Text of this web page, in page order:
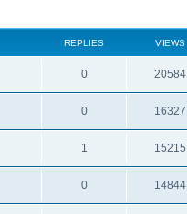
REPLIES VIEWS
0 20584
0 16327
1 15215
0 14844